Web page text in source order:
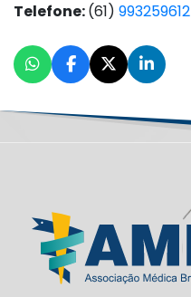
Telefone:(61) 993259612